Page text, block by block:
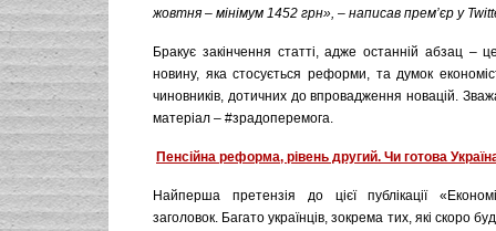
жовтня – мінімум 1452 грн», – написав прем’єр у
Бракує закінчення статті, адже останній абзац –
новину, яка стосується реформи, та думок
чиновників, дотичних до впровадження новацій.
матеріал – #зрадоперемога.
Пенсійна реформа, рівень другий. Чи готова
Найперша претензія до цієї публікації
заголовок. Багато українців, зокрема тих, які скоро